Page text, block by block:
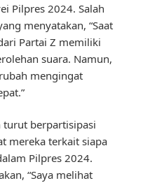
Pilpres 2024. Salah
menyatakan, “Saat
Partai Z memiliki
suara. Namun,
mengingat
turut berpartisipasi
mereka terkait siapa
Pilpres 2024.
“Saya melihat